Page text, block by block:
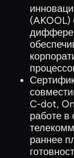
(AKOOL)
C-dot,
работе в
раннее